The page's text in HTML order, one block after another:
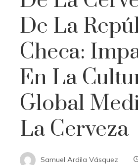
De La
Checa:
En La
Global
La Cerveza
Samuel Ardila Vásquez